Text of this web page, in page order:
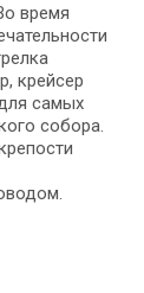
время
крейсер
самых
собора.